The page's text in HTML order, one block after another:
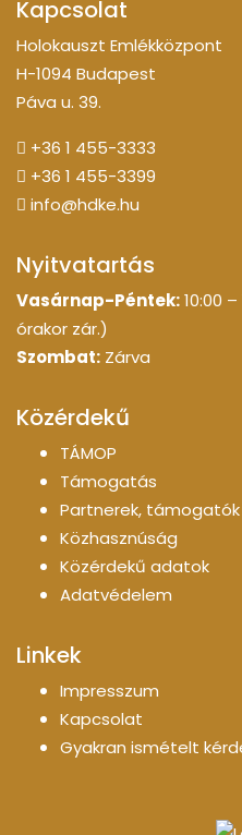
Kapcsolat
Holokauszt Emlékközpont
H-1094 Budapest
Páva u. 39.
+36 1 455-3333
+36 1 455-3399
info@hdke.hu
Nyitvatartás
Vasárnap-Péntek:10:00
órakor zár.)
Szombat: Zárva
Közérdekű
TÁMOP
Támogatás
Partnerek, támogatók
Közhasznúság
Közérdekű adatok
Adatvédelem
Linkek
Impresszum
Kapcsolat
Gyakran ismételt